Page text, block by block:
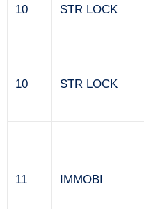
10 STR LOCK
10 STR LOCK
11 IMMOBI